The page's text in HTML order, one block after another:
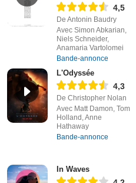
4,5
De Antonin Baudry
Avec Simon Abkarian,
Niels Schneider,
Anamaria Vartolomei
Bande-annonce
L'Odyssée
4,3
De Christopher Nolan
Avec Matt Damon, Tom
Holland, Anne
Hathaway
Bande-annonce
In Waves